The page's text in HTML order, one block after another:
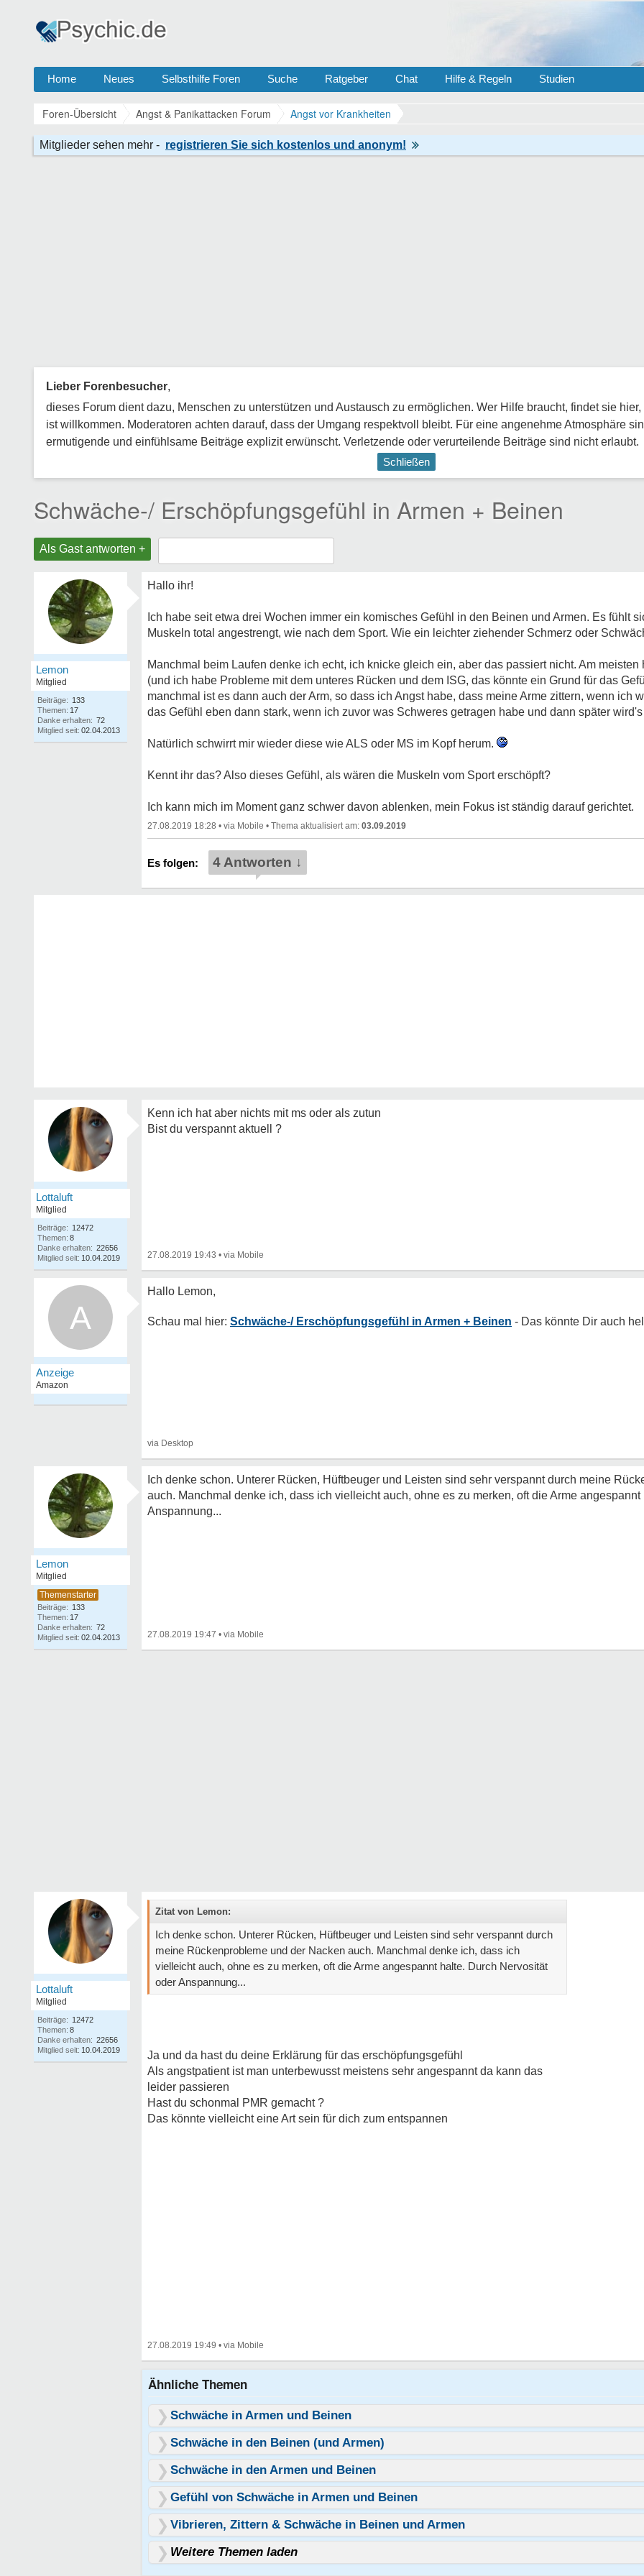
Home Neues Selbsthilfe Foren Suche Ratgeber Chat Hilfe & Regeln Studien
Foren-Übersicht Angst & Panikattacken Forum Angst vor Krankheiten
Lieber Forenbesucher,
dieses Forum dient dazu, Menschen zu unterstützen und Austausch zu ermöglichen. Wer Hilfe braucht, findet sie
ist willkommen. Moderatoren achten darauf, dass der Umgang respektvoll bleibt. Für eine angenehme Atmosphäre
ermutigende und einfühlsame Beiträge explizit erwünscht. Verletzende oder verurteilende Beiträge sind nicht erlaubt.
Schließen
Schwäche-/ Erschöpfungsgefühl in Armen + Beinen
Als Gast antworten +
Lemon
Mitglied
Beiträge: 133
Themen: 17
Danke erhalten: 72
Mitglied seit: 02.04.2013
Hallo ihr!
Ich habe seit etwa drei Wochen immer ein komisches Gefühl in den Beinen und Armen. Es fühlt
Muskeln total angestrengt, wie nach dem Sport. Wie ein leichter ziehender Schmerz oder
Manchmal beim Laufen denke ich echt, ich knicke gleich ein, aber das passiert nicht. Am
(und ich habe Probleme mit dem unteres Rücken und dem ISG, das könnte ein Grund für das
manchmal ist es dann auch der Arm, so dass ich Angst habe, dass meine Arme zittern, wenn ich
das Gefühl eben dann stark, wenn ich zuvor was Schweres getragen habe und dann später
Natürlich schwirrt mir wieder diese wie ALS oder MS im Kopf herum.
Kennt ihr das? Also dieses Gefühl, als wären die Muskeln vom Sport erschöpft?
Ich kann mich im Moment ganz schwer davon ablenken, mein Fokus ist ständig darauf gerichtet.
27.08.2019 18:28 • • 03.09.2019
4 Antworten ↓
Lottaluft
Mitglied
Beiträge: 12472
Themen: 8
Danke erhalten: 22656
Mitglied seit: 10.04.2019
Kenn ich hat aber nichts mit ms oder als zutun
Bist du verspannt aktuell ?
27.08.2019 19:43 •
A Schwäche-/ Erschöpfungsgefühl in Armen + Beinen
Lemon
Mitglied
Beiträge: 133
Themen: 17
Danke erhalten: 72
Mitglied seit: 02.04.2013
Ich denke schon. Unterer Rücken, Hüftbeuger und Leisten sind sehr verspannt durch meine
auch. Manchmal denke ich, dass ich vielleicht auch, ohne es zu merken, oft die Arme
Anspannung...
27.08.2019 19:47 •
Lottaluft
Mitglied
Beiträge: 12472
Themen: 8
Danke erhalten: 22656
Mitglied seit: 10.04.2019
Zitat von Lemon:
Ich denke schon. Unterer Rücken, Hüftbeuger und Leisten sind sehr verspannt durch
meine Rückenprobleme und der Nacken auch. Manchmal denke ich, dass ich
vielleicht auch, ohne es zu merken, oft die Arme angespannt halte. Durch Nervosität
oder Anspannung...
Ja und da hast du deine Erklärung für das erschöpfungsgefühl
Als angstpatient ist man unterbewusst meistens sehr angespannt da kann das
leider passieren
Hast du schonmal PMR gemacht ?
Das könnte vielleicht eine Art sein für dich zum entspannen
27.08.2019 19:49 •
Ähnliche Themen
Schwäche in Armen und Beinen
Schwäche in den Beinen (und Armen)
Schwäche in den Armen und Beinen
Gefühl von Schwäche in Armen und Beinen
Vibrieren, Zittern & Schwäche in Beinen und Armen
Weitere Themen laden